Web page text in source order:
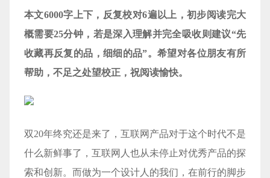
本文6000字上下，反复校对6遍以上，初步阅读完大
概需要25分钟，若是深入理解并完全吸收则建议“先
收藏再反复的品，细细的品”。希望对各位朋友有所
帮助，不足之处望校正，祝阅读愉快。
双20年终究还是来了，互联网产品对于这个时代不是
什么新鲜事了，互联网人也从未停止对优秀产品的探
索和创新。而做为一个设计人的我们，在前行的脚步